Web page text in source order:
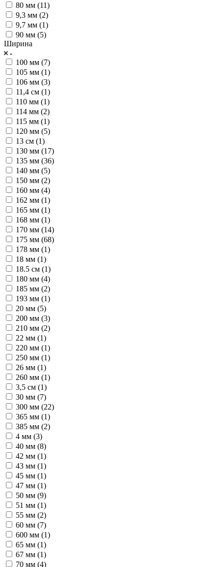
80 мм (11)
9,3 мм (2)
9,7 мм (1)
90 мм (5)
Ширина
100 мм (7)
105 мм (1)
106 мм (3)
11,4 см (1)
110 мм (1)
114 мм (2)
115 мм (1)
120 мм (5)
13 см (1)
130 мм (17)
135 мм (36)
140 мм (5)
150 мм (2)
160 мм (4)
162 мм (1)
165 мм (1)
168 мм (1)
170 мм (14)
175 мм (68)
178 мм (1)
18 мм (1)
18.5 см (1)
180 мм (4)
185 мм (2)
193 мм (1)
20 мм (5)
200 мм (3)
210 мм (2)
22 мм (1)
220 мм (1)
250 мм (1)
26 мм (1)
260 мм (1)
3,5 см (1)
30 мм (7)
300 мм (22)
365 мм (1)
385 мм (2)
4 мм (3)
40 мм (8)
42 мм (1)
43 мм (1)
45 мм (1)
47 мм (1)
50 мм (9)
51 мм (1)
55 мм (2)
60 мм (7)
600 мм (1)
65 мм (1)
67 мм (1)
70 мм (4)